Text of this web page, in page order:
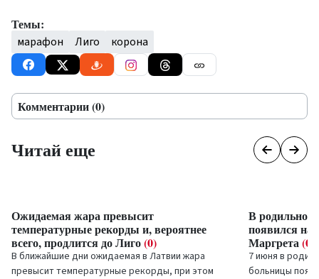
Темы:
марафон Лиго корона
Комментарии (0)
Читай еще
Ожидаемая жара превысит
температурные рекорды и, вероятнее
всего, продлится до Лиго(0)
В ближайшие дни ожидаемая в Латвии жара
превысит температурные рекорды, при этом
В родильном
появился на
Маргрета(0)
7 июня в
больницы